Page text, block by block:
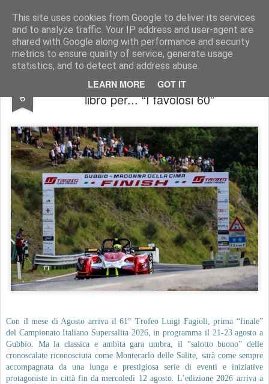
This site uses cookies from Google to deliver its services
and to analyze traffic. Your IP address and user-agent are
shared with Google along with performance and security
metrics to ensure quality of service, generate usage
statistics, and to detect and address abuse.
LEARN MORE GOT IT
AutoMotoCorse. Motorsport Random News 280912
6
Al Trofeo Luigi Fagioli una mostra e un
libro per... “I favolosi 60”
Con il mese di Agosto arriva il 61° Trofeo Luigi Fagioli, prima “finale”
del Campionato Italiano Supersalita 2026, in programma il 21-23 agosto a
Gubbio. Ma la classica e ambìta gara umbra, il “salotto buono” delle
cronoscalate riconosciuta come Montecarlo delle Salite, sarà come sempre
accompagnata da una lunga e prestigiosa serie di eventi e iniziative
protagoniste in città fin da mercoledì 12 agosto. L’edizione 2026 arriva a